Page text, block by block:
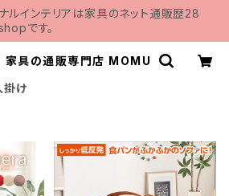
ルインテリアは家具のネット通販歴28
です。
家具の通販専門店 MOMU
掛け